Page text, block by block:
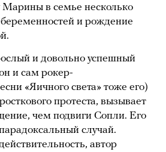
Марины в семье несколько
и рождение
и довольно успешный
и сам рокер-
«Яичного света» тоже его)
протеста, вызывает
чем подвиги Сопли. Его
случай.
автор